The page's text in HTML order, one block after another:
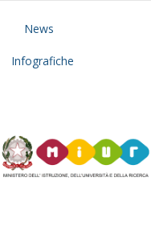
News
Infografiche